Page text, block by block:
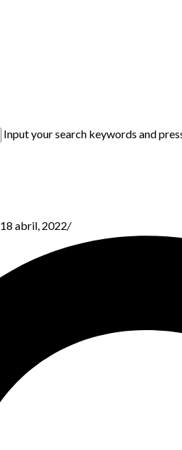
Input your search keywords and
18 abril, 2022/